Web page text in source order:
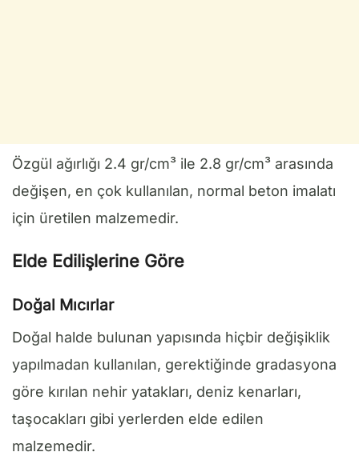
Özgül ağırlığı 2.4 gr/cm³ ile 2.8 gr/cm³ arasında
değişen, en çok kullanılan, normal beton imalatı
için üretilen malzemedir.
Elde Edilişlerine Göre
Doğal Mıcırlar
Doğal halde bulunan yapısında hiçbir değişiklik
yapılmadan kullanılan, gerektiğinde gradasyona
göre kırılan nehir yatakları, deniz kenarları,
taşocakları gibi yerlerden elde edilen
malzemedir.